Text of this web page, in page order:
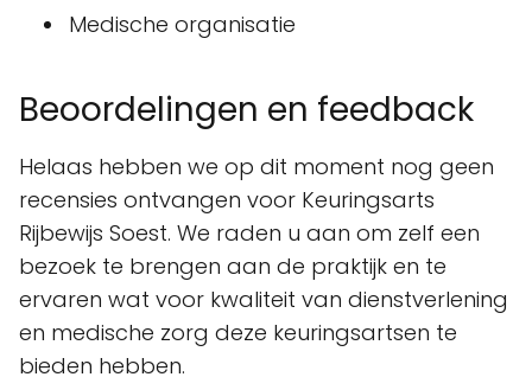
Medische organisatie
Beoordelingen en feedback
Helaas hebben we op dit moment nog geen
recensies ontvangen voor Keuringsarts
Rijbewijs Soest. We raden u aan om zelf een
bezoek te brengen aan de praktijk en te
ervaren wat voor kwaliteit van dienstverlening
en medische zorg deze keuringsartsen te
bieden hebben.